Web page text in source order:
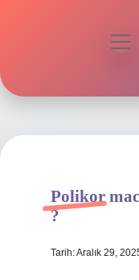
Polikor
?
Tarih: Aralık 29,